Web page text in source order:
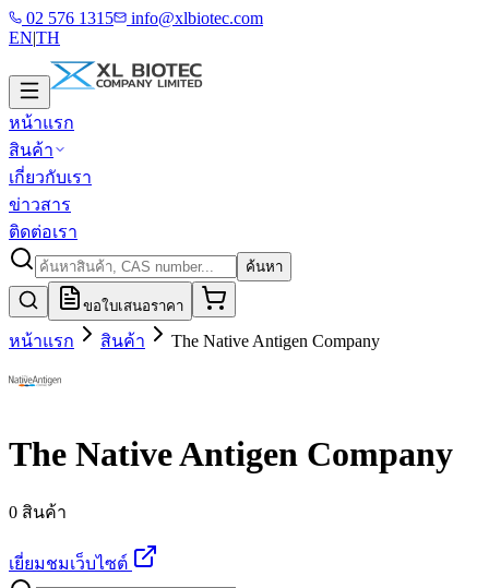
02 576 1315
info@xlbiotec.com
EN|TH
หน้าแรก
สินค้า
เกี่ยวกับเรา
ข่าวสาร
ติดต่อเรา
ค้นหา
ขอใบเสนอราคา
หน้าแรก สินค้า The Native Antigen Company
The Native Antigen Company
0 สินค้า
เยี่ยมชมเว็บไซต์